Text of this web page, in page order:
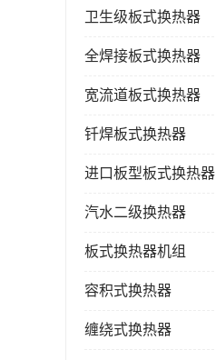
卫生级板式换热器
全焊接板式换热器
宽流道板式换热器
钎焊板式换热器
进口板型板式换热器
汽水二级换热器
板式换热器机组
容积式换热器
缠绕式换热器